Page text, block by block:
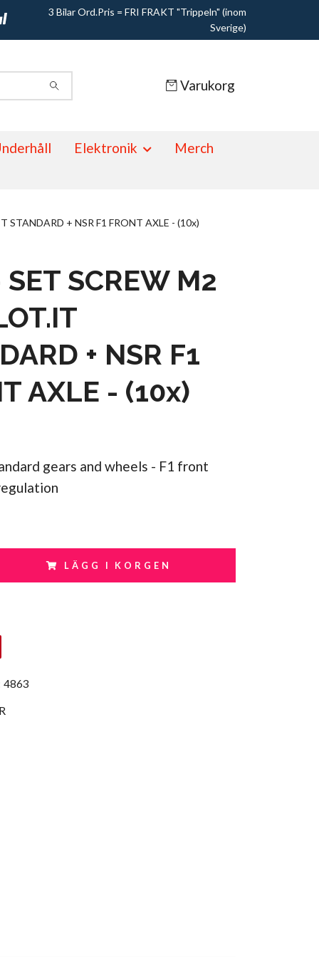
3 Bilar Ord.Pris = FRI FRAKT "Trippeln" (inom
Sverige)
Varukorg
Elektronik
Merch
STANDARD + NSR F1 FRONT AXLE - (10x)
SET SCREW M2
+ NSR F1
AXLE - (10x)
gears and wheels - F1 front
LÄGG I KORGEN
4863